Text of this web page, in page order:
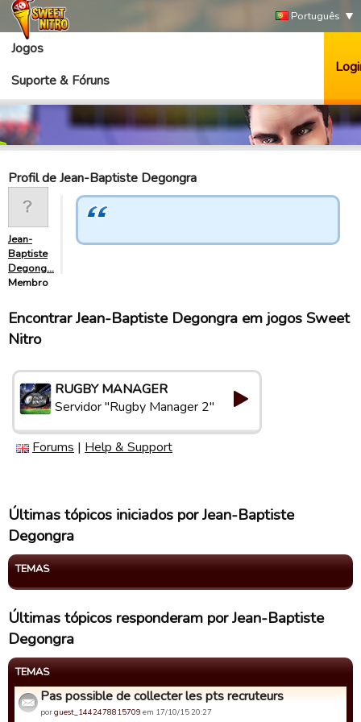
Português
Jogos
Suporte & Fóruns
Profil de Jean-Baptiste Degongra
Jean-
Baptiste
Degong…
Membro
Encontrar Jean-Baptiste Degongra em jogos Sweet
Nitro
RUGBY MANAGER
Servidor "Rugby Manager 2"
Forums | Help & Support
Últimas tópicos iniciados por Jean-Baptiste
Degongra
TEMAS
Últimas tópicos responderam por Jean-Baptiste
Degongra
TEMAS
Pas possible de collecter les pts recruteurs
porguest_1442478815709 em 17/10/15 20:27